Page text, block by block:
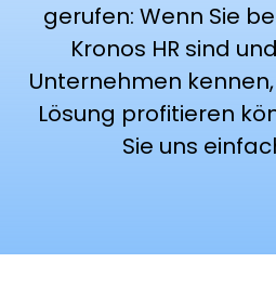
gerufen: Wenn Sie
Kronos HR sind
Unternehmen
Lösung profitieren
Sie uns